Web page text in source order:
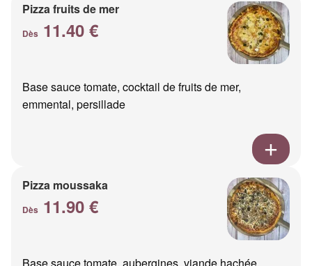
Pizza fruits de mer
Dès 11.40 €
Base sauce tomate, cocktail de fruits de mer,
emmental, persillade
Pizza moussaka
Dès 11.90 €